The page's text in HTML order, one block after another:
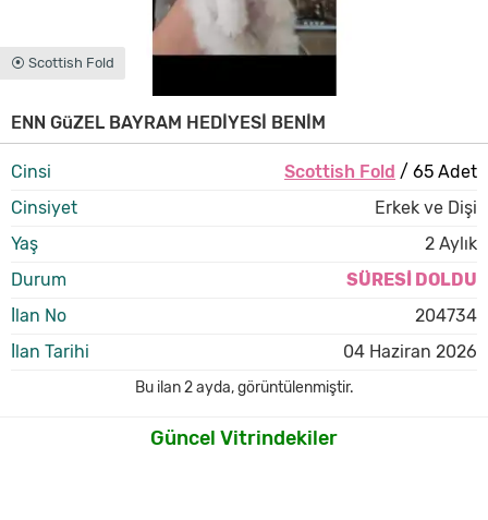
⦿ Scottish Fold
ENN GüZEL BAYRAM HEDİYESİ BENİM
Cinsi Scottish Fold / 65 Adet
Cinsiyet
Erkek ve Dişi
Yaş
2 Aylık
Durum
SÜRESİ DOLDU
İlan No
204734
İlan Tarihi
04 Haziran 2026
Bu ilan2 ayda,görüntülenmiştir.
Güncel Vitrindekiler